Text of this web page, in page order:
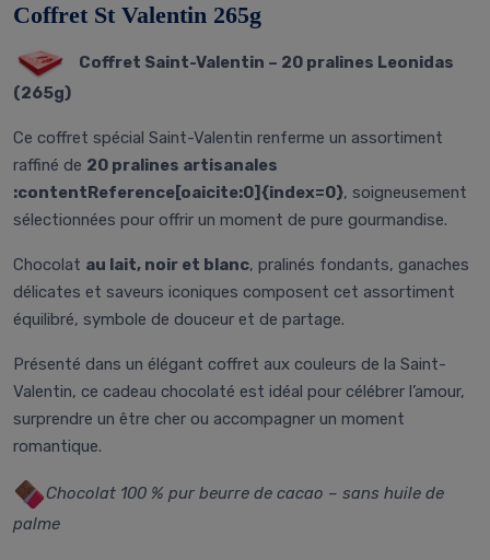
Coffret St Valentin 265g
Coffret Saint-Valentin – 20 pralines Leonidas
(265g)
Ce coffret spécial Saint-Valentin renferme un assortiment
raffiné de 20 pralines artisanales
:contentReference[oaicite:0]{index=0}, soigneusement
sélectionnées pour offrir un moment de pure gourmandise.
Chocolat au lait, noir et blanc, pralinés fondants, ganaches
délicates et saveurs iconiques composent cet assortiment
équilibré, symbole de douceur et de partage.
Présenté dans un élégant coffret aux couleurs de la Saint-
Valentin, ce cadeau chocolaté est idéal pour célébrer l’amour,
surprendre un être cher ou accompagner un moment
romantique.
Chocolat 100 % pur beurre de cacao – sans huile de
palme